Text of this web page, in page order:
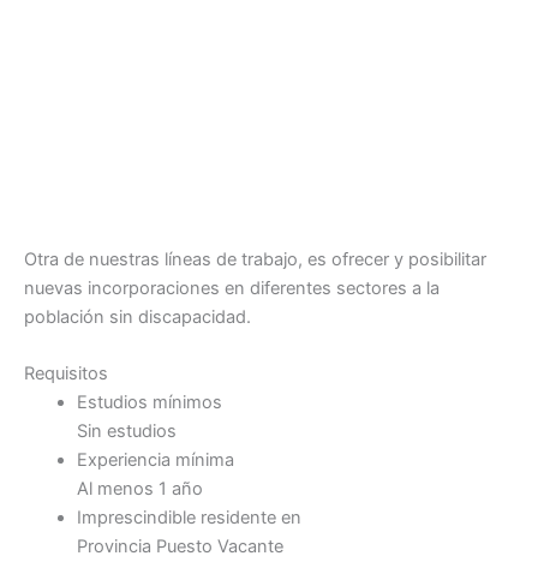
Otra de nuestras líneas de trabajo, es ofrecer y posibilitar
nuevas incorporaciones en diferentes sectores a la
población sin discapacidad.
Requisitos
Estudios mínimos
Sin estudios
Experiencia mínima
Al menos 1 año
Imprescindible residente en
Provincia Puesto Vacante